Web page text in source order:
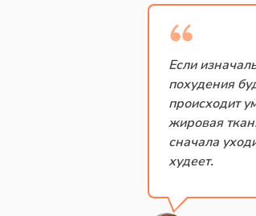
Если
похудения
происходит
жировая
сначала
худеет.